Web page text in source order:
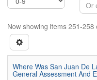
Now showing items 251-258
Where Was San Juan De
General Assessment And